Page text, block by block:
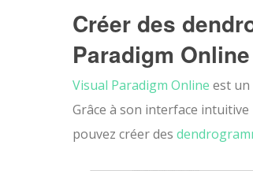
Créer des
Paradigm Online
Visual Paradigm Online est un
Grâce à son interface
pouvez créer des